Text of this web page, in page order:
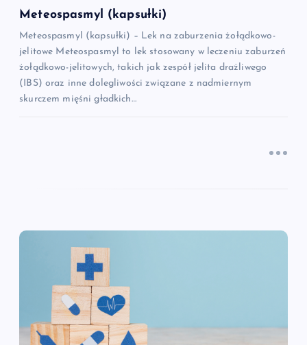
s
u
Meteospasmyl (kapsułki)
Meteospasmyl (kapsułki) – Lek na zaburzenia żołądkowo-
jelitowe Meteospasmyl to lek stosowany w leczeniu zaburzeń
żołądkowo-jelitowych, takich jak zespół jelita drażliwego
(IBS) oraz inne dolegliwości związane z nadmiernym
skurczem mięśni gładkich…